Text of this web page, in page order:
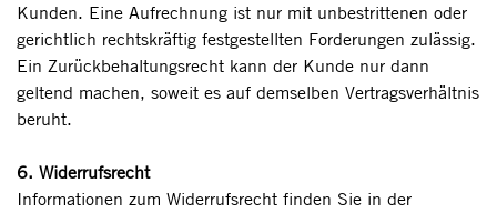
Kunden. Eine Aufrechnung ist nur mit unbestrittenen oder
gerichtlich rechtskräftig festgestellten Forderungen zulässig.
Ein Zurückbehaltungsrecht kann der Kunde nur dann
geltend machen, soweit es auf demselben Vertragsverhältnis
beruht.
6. Widerrufsrecht
Informationen zum Widerrufsrecht finden Sie in der